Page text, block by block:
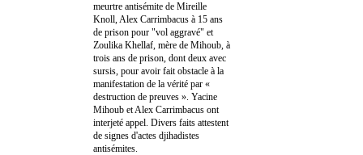
meurtre antisémite de Mireille
Knoll, Alex Carrimbacus à 15 ans
de prison pour "vol aggravé" et
Zoulika Khellaf, mère de Mihoub, à
trois ans de prison, dont deux avec
sursis, pour avoir fait obstacle à la
manifestation de la vérité par «
destruction de preuves ». Yacine
Mihoub et Alex Carrimbacus ont
interjeté appel. Divers faits attestent
de signes d'actes djihadistes
antisémites.